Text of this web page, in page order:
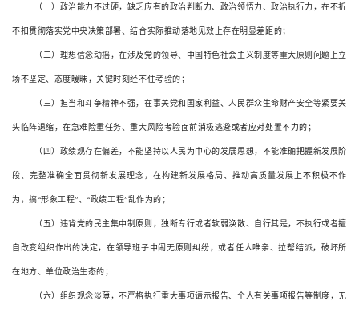
（一）政治能力不过硬，缺乏应有的政治判断力、政治领悟力、政治执行力，在不折
不扣贯彻落实党中央决策部署、结合实际推动落地见效上存在明显差距的；
（二）理想信念动摇，在涉及党的领导、中国特色社会主义制度等重大原则问题上立
场不坚定、态度暧昧，关键时刻经不住考验的；
（三）担当和斗争精神不强，在事关党和国家利益、人民群众生命财产安全等紧要关
头临阵退缩，在急难险重任务、重大风险考验面前消极逃避或者应对处置不力的；
（四）政绩观存在偏差，不能坚持以人民为中心的发展思想，不能准确把握新发展阶
段、完整准确全面贯彻新发展理念，在构建新发展格局、推动高质量发展上不积极不作
为，搞“形象工程”、“政绩工程”乱作为的；
（五）违背党的民主集中制原则，独断专行或者软弱涣散、自行其是，不执行或者擅
自改变组织作出的决定，在领导班子中闹无原则纠纷，或者任人唯亲、拉帮结派，破坏所
在地方、单位政治生态的；
（六）组织观念淡薄，不严格执行重大事项请示报告、个人有关事项报告等制度，无